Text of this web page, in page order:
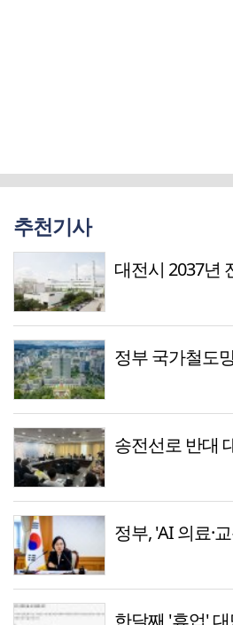
추천기사
대전시 2037년
정부 국가철도
송전선로 반대
정부, 'AI 의료·
한달째 '휴업'